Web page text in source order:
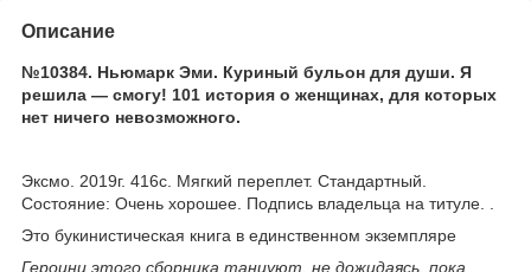
Описание
№10384. Ньюмарк Эми. Куриный бульон для души. Я
решила — смогу! 101 история о женщинах, для которых
нет ничего невозможного.
Эксмо. 2019г. 416с. Мягкий переплет. Стандартный.
Состояние: Очень хорошее. Подпись владельца на титуле. .
Это букинистическая книга в единственном экземпляре
Героини этого сборника танцуют, нe дожидаясь, пока